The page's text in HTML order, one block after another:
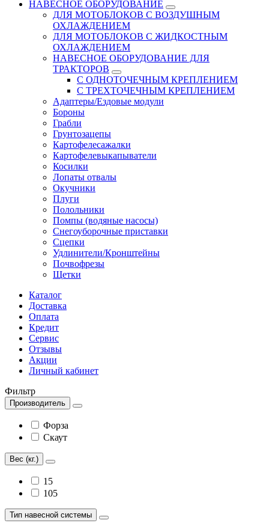
НАВЕСНОЕ ОБОРУДОВАНИЕ
ДЛЯ МОТОБЛОКОВ С ВОЗДУШНЫМ
ОХЛАЖДЕНИЕМ
ДЛЯ МОТОБЛОКОВ С ЖИДКОСТНЫМ
ОХЛАЖДЕНИЕМ
НАВЕСНОЕ ОБОРУДОВАНИЕ ДЛЯ
ТРАКТОРОВ
С ОДНОТОЧЕЧНЫМ КРЕПЛЕНИЕМ
С ТРЕХТОЧЕЧНЫМ КРЕПЛЕНИЕМ
Адаптеры/Ездовые модули
Бороны
Грабли
Грунтозацепы
Картофелесажалки
Картофелевыкапыватели
Косилки
Лопаты отвалы
Окучники
Плуги
Полольники
Помпы (водяные насосы)
Снегоуборочные приставки
Сцепки
Удлинители/Кронштейны
Почвофрезы
Щетки
Каталог
Доставка
Оплата
Кредит
Сервис
Отзывы
Акции
Личный кабинет
Фильтр
Производитель
Форза
Скаут
Вес (кг.)
15
105
Тип навесной системы